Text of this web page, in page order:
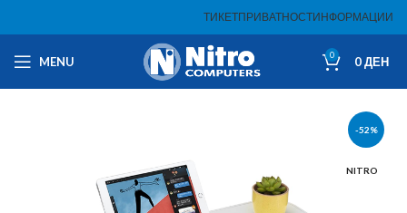
ТИКЕТПРИВАТНОСТИНФОРМАЦИИ
MENU 0 0ДЕН
-52%
NITRO